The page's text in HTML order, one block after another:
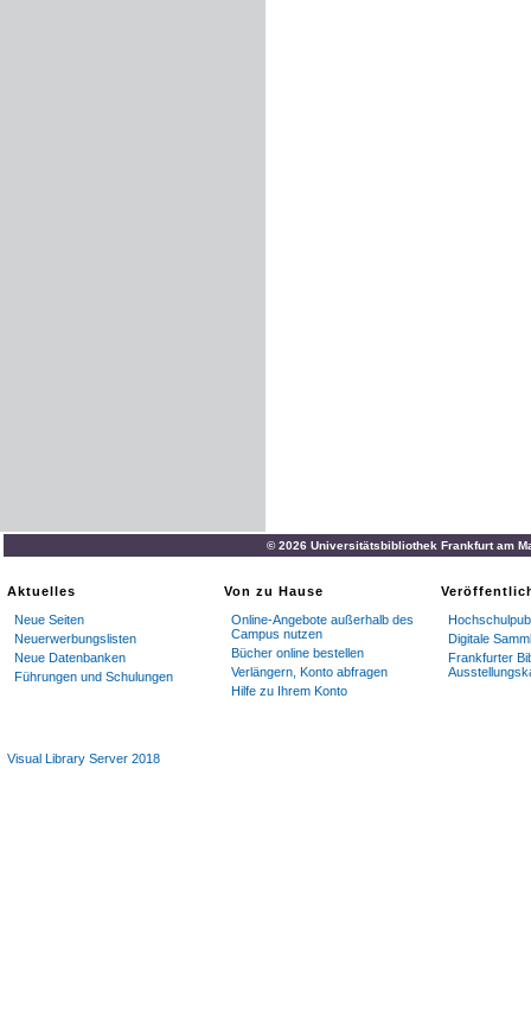
© 2026 Universitätsbibliothek Frankfurt am
Aktuelles
Neue Seiten
Neuerwerbungslisten
Neue Datenbanken
Führungen und Schulungen
Von zu Hause
Online-Angebote außerhalb des
Campus nutzen
Bücher online bestellen
Verlängern, Konto abfragen
Hilfe zu Ihrem Konto
Digitale
Frankfurter
Visual Library Server 2018